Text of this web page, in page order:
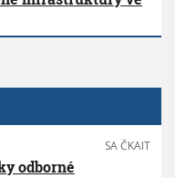
SA ČKAIT
odborné